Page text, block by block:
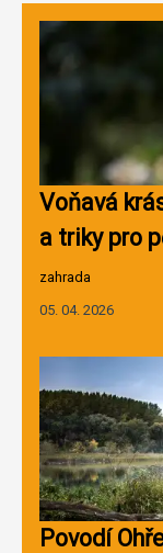
Voňavá
a triky pro
zahrada
05. 04. 2026
Povodí